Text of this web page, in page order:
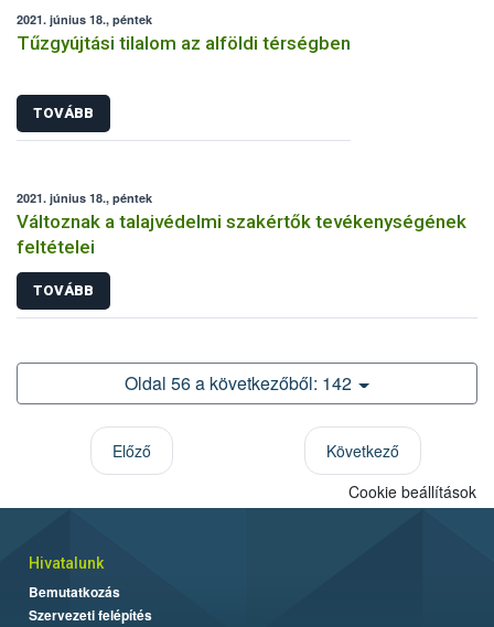
2021. június 18., péntek
Tűzgyújtási tilalom az alföldi térségben
TOVÁBB
2021. június 18., péntek
Változnak a talajvédelmi szakértők tevékenységének
feltételei
TOVÁBB
Oldal 56 a következőből: 142
Előző
Következő
Cookie beállítások
Hivatalunk
Bemutatkozás
Szervezeti felépítés